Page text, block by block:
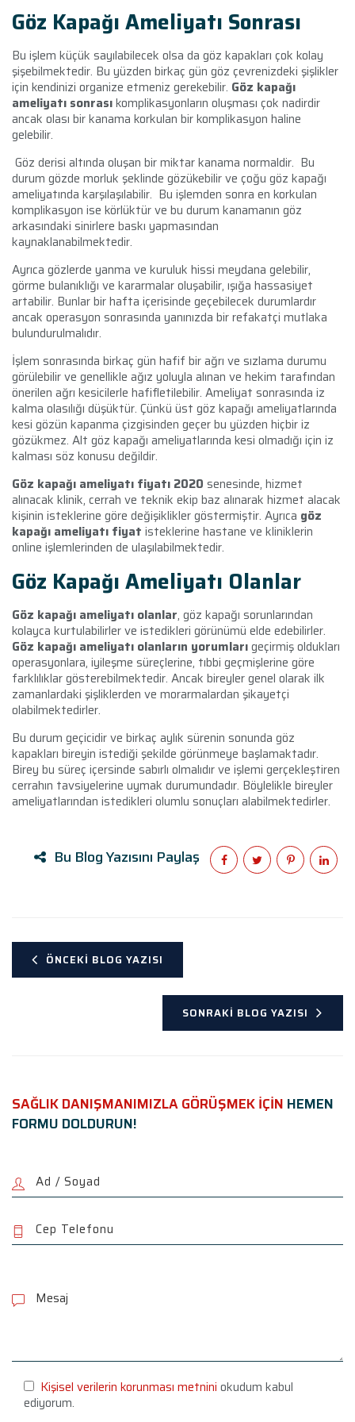
Göz Kapağı Ameliyatı Sonrası
Bu işlem küçük sayılabilecek olsa da göz kapakları çok kolay
şişebilmektedir. Bu yüzden birkaç gün göz çevrenizdeki şişlikler
için kendinizi organize etmeniz gerekebilir. Göz kapağı
ameliyatı sonrasıkomplikasyonların oluşması çok nadirdir
ancak olası bir kanama korkulan bir komplikasyon haline
gelebilir.
Göz derisi altında oluşan bir miktar kanama normaldir. Bu
durum gözde morluk şeklinde gözükebilir ve çoğu göz kapağı
ameliyatında karşılaşılabilir. Bu işlemden sonra en korkulan
komplikasyon ise körlüktür ve bu durum kanamanın göz
arkasındaki sinirlere baskı yapmasından
kaynaklanabilmektedir.
Ayrıca gözlerde yanma ve kuruluk hissi meydana gelebilir,
görme bulanıklığı ve kararmalar oluşabilir, ışığa hassasiyet
artabilir. Bunlar bir hafta içerisinde geçebilecek durumlardır
ancak operasyon sonrasında yanınızda bir refakatçi mutlaka
bulundurulmalıdır.
İşlem sonrasında birkaç gün hafif bir ağrı ve sızlama durumu
görülebilir ve genellikle ağız yoluyla alınan ve hekim tarafından
önerilen ağrı kesicilerle hafifletilebilir. Ameliyat sonrasında iz
kalma olasılığı düşüktür. Çünkü üst göz kapağı ameliyatlarında
kesi gözün kapanma çizgisinden geçer bu yüzden hiçbir iz
gözükmez. Alt göz kapağı ameliyatlarında kesi olmadığı için iz
kalması söz konusu değildir.
Göz kapağı ameliyatı fiyatı 2020 senesinde, hizmet
alınacak klinik, cerrah ve teknik ekip baz alınarak hizmet alacak
kişinin isteklerine göre değişiklikler göstermiştir. Ayrıca göz
kapağı ameliyatı fiyat isteklerine hastane ve kliniklerin
online işlemlerinden de ulaşılabilmektedir.
Göz Kapağı Ameliyatı Olanlar
Göz kapağı ameliyatı olanlar, göz kapağı sorunlarından
kolayca kurtulabilirler ve istedikleri görünümü elde edebilirler.
Göz kapağı ameliyatı olanların yorumlarıgeçirmiş oldukları
operasyonlara, iyileşme süreçlerine, tıbbi geçmişlerine göre
farklılıklar gösterebilmektedir. Ancak bireyler genel olarak ilk
zamanlardaki şişliklerden ve morarmalardan şikayetçi
olabilmektedirler.
Bu durum geçicidir ve birkaç aylık sürenin sonunda göz
kapakları bireyin istediği şekilde görünmeye başlamaktadır.
Birey bu süreç içersinde sabırlı olmalıdır ve işlemi gerçekleştiren
cerrahın tavsiyelerine uymak durumundadır. Böylelikle bireyler
ameliyatlarından istedikleri olumlu sonuçları alabilmektedirler.
Bu Blog Yazısını Paylaş
ÖNCEKI BLOG YAZISI
SONRAKI BLOG YAZISI
SAĞLIK DANIŞMANIMIZLA GÖRÜŞMEK İÇİN HEMEN
FORMU DOLDURUN!
l
e
Kişisel verilerin korunması metnini okudum kabul
ediyorum.